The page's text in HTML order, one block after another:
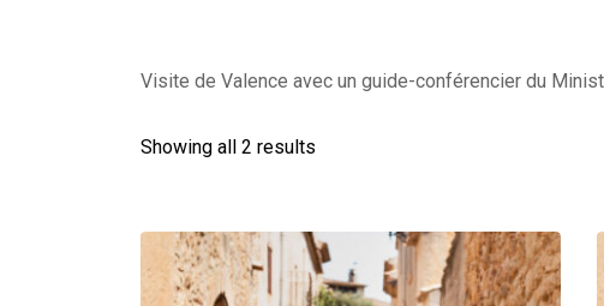
Visite de Valence avec un guide-conférencier du
Showing all 2 results